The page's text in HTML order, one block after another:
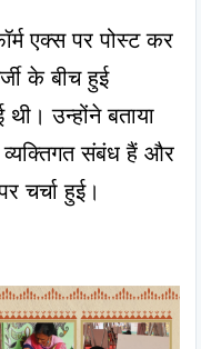
एक्स पर पोस्ट कर
के बीच हुई
थी। उन्होंने बताया
संबंध हैं और
चर्चा हुई।